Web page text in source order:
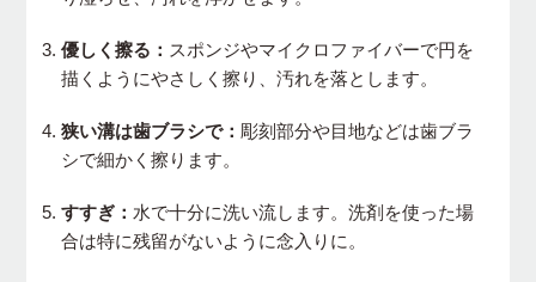
優しく擦る： スポンジやマイクロファイバーで円を
描くようにやさしく擦り、汚れを落とします。
狭い溝は歯ブラシで： 彫刻部分や目地などは歯ブラ
シで細かく擦ります。
すすぎ： 水で十分に洗い流します。洗剤を使った場
合は特に残留がないように念入りに。